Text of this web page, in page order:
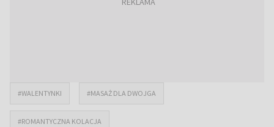
#WALENTYNKI #MASAŻ DLA DWOJGA
#ROMANTYCZNA KOLACJA